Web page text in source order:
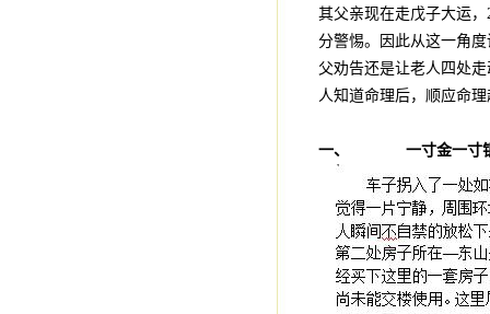
其父亲现在走戊子大运
分警惕。因此从这一角
父劝告还是让老人四处
人知道命理后，顺应命
一、 一寸金一寸银